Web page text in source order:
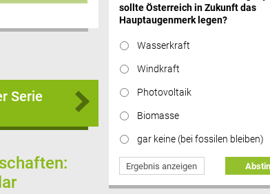
Serie
sollte Österreich in Zukunft das
Hauptaugenmerk legen?
Wasserkraft
Windkraft
Photovoltaik
Biomasse
gar keine (bei fossilen bleiben)
Ergebnis anzeigen